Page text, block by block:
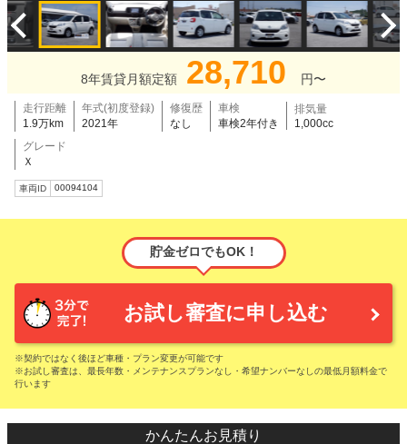
8年賃貸月額定額 28,710 円〜
走行距離
1.9万km
年式(初度登録)
2021年
修復歴
なし
車検
車検2年付き
排気量
1,000cc
グレード
Ｘ
車両ID 00094104
貯金ゼロでもOK！
お試し審査に申し込む
※契約ではなく後ほど車種・プラン変更が可能です
※お試し審査は、最長年数・メンテナンスプランなし・希望ナンバーなしの最低月額料金で
行います
かんたんお見積り